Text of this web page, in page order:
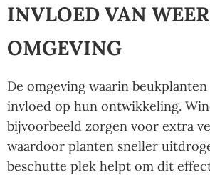
INVLOED VAN
OMGEVING
De omgeving waarin
invloed op hun ontwikkeling.
bijvoorbeeld zorgen voor extra
waardoor planten sneller
beschutte plek helpt om dit